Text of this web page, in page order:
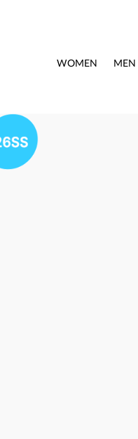
WOMEN MEN